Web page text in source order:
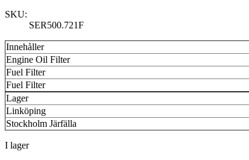
SKU:
SER500.721F
Innehåller
Engine Oil Filter
Fuel Filter
Fuel Filter
Lager
Linköping
Stockholm Järfälla
I lager